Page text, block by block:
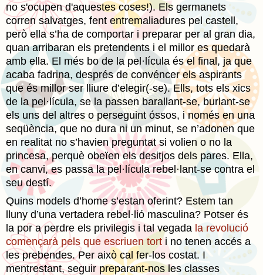
no s'ocupen d'aquestes coses!). Els germanets
corren salvatges, fent entremaliadures pel castell,
però ella s’ha de comportar i preparar per al gran dia,
quan arribaran els pretendents i el millor es quedarà
amb ella. El més bo de la pel·lícula és el final, ja que
acaba fadrina, després de convéncer els aspirants
que és millor ser lliure d’elegir(-se). Ells, tots els xics
de la pel·lícula, se la passen barallant-se, burlant-se
els uns del altres o perseguint óssos, i només en una
seqüència, que no dura ni un minut, se n’adonen que
en realitat no s’havien preguntat si volien o no la
princesa, perquè obeïen els desitjos dels pares. Ella,
en canvi, es passa la pel·lícula rebel·lant-se contra el
seu destí.
Quins models d’home s’estan oferint? Estem tan
lluny d’una vertadera rebel·lió masculina? Potser és
la por a perdre els privilegis i tal vegada la revolució
començarà pels que escriuen torti no tenen accés a
les prebendes. Per això cal fer-los costat. I
mentrestant, seguir preparant-nos les classes